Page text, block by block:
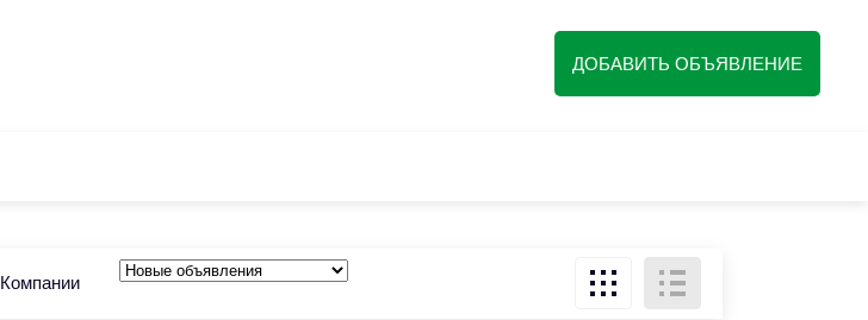
ДОБАВИТЬ ОБЪЯВЛЕНИЕ
Компании